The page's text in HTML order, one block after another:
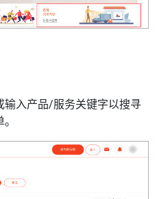
输入产品/服务关键字以搜寻